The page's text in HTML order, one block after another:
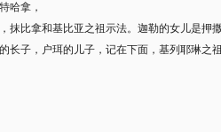
哈拿，
抹比拿和基比亚之祖示法。迦勒的女儿是押
长子，户珥的儿子，记在下面，基列耶琳之